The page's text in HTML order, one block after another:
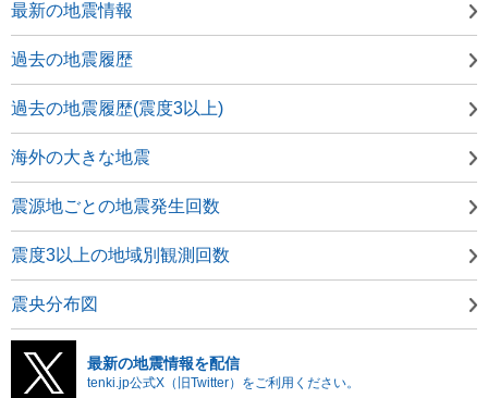
最新の地震情報
過去の地震履歴
過去の地震履歴(震度3以上)
海外の大きな地震
震源地ごとの地震発生回数
震度3以上の地域別観測回数
震央分布図
最新の地震情報を配信
tenki.jp公式X（旧Twitter）をご利用ください。